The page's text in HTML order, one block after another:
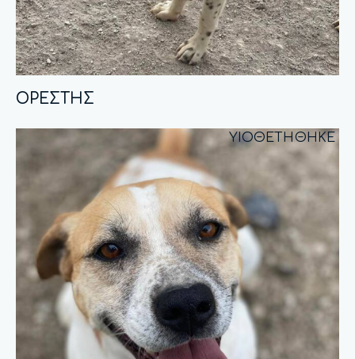
ΟΡΕΣΤΗΣ
ΥΙΟΘΕΤΗΘΗΚΕ